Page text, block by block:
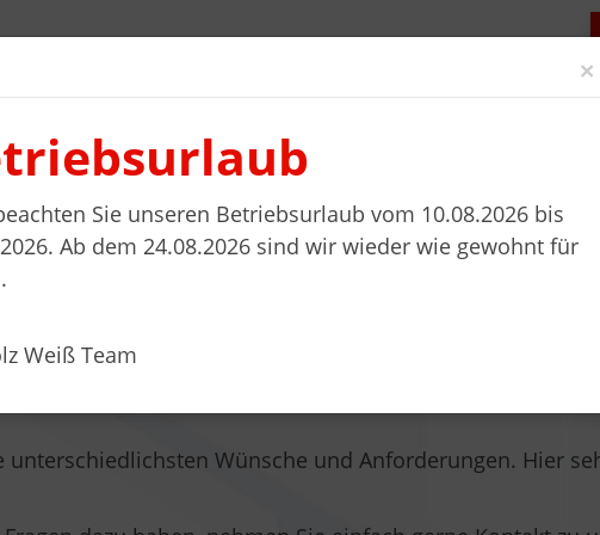
planen Wohnwelten Stellenanzeigen Kontakt
Wünsche und Anforderungen. Hier
×
Sie unseren Betriebsurlaub vom 10.08.2026 bis
Ab dem 24.08.2026 sind wir wieder wie gewohnt für
Weiß Team